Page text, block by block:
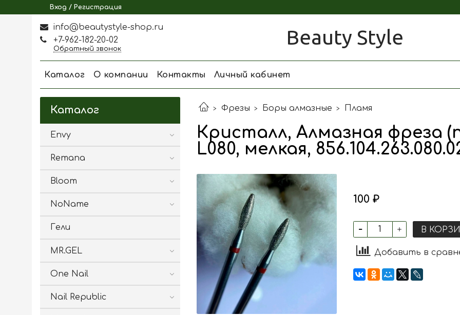
Вход / Регистрация
info@beautystyle-shop.ru
+7-962-182-20-02
Обратный звонок Beauty Style
Каталог О компании Контакты Личный кабинет
Фрезы Боры алмазные Пламя
Кристалл, Алмазная фреза
L080, мелкая,
100 ₽
В
Добавить в
Каталог
Envy
Remana
Bloom
NoName
Гели
MR.GEL
One Nail
Nail Republic